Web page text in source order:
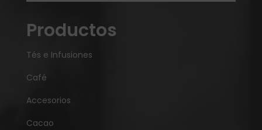
Productos
Tés e Infusiones
Café
Accesorios
Cacao